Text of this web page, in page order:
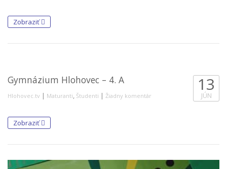
Zobraziť
Gymnázium Hlohovec – 4. A
Hlohovec.tv | Maturanti, Študenti | Žiadny komentár
13
JÚN
Zobraziť